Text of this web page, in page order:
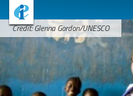
Credit: Glenna Gordon/UNESCO